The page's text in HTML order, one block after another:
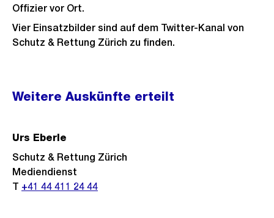
Offizier vor Ort.
Vier Einsatzbilder sind auf dem Twitter-Kanal von
Schutz & Rettung Zürich zu finden.
Weitere
Informationen
Weitere Auskünfte erteilt
Urs Eberle
Schutz & Rettung Zürich
Mediendienst
T +41 44 411 24 44